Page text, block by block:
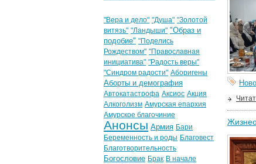
"Вера и дело" "Душа" "Золотой
витязь" "Ландыши" "Образ и
подобие" "Поделись
Рождеством" "Православная
инициатива" "Радость веры"
"Синдром радости" Аборигены
Аборты и демография
Автокатастрофа Аксиос Акция
Алкоголизм Амурская епархия
Амурское благочиние
Анонсы Армия Бари
Беременность и роды Благовест
Благотворительность
Богословие Брак В начале